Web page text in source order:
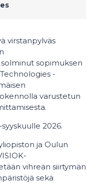
virstanpylväs
sopimuksen
-
varustetun
2026.
ja Oulun
vihreän siirtymän
sekä